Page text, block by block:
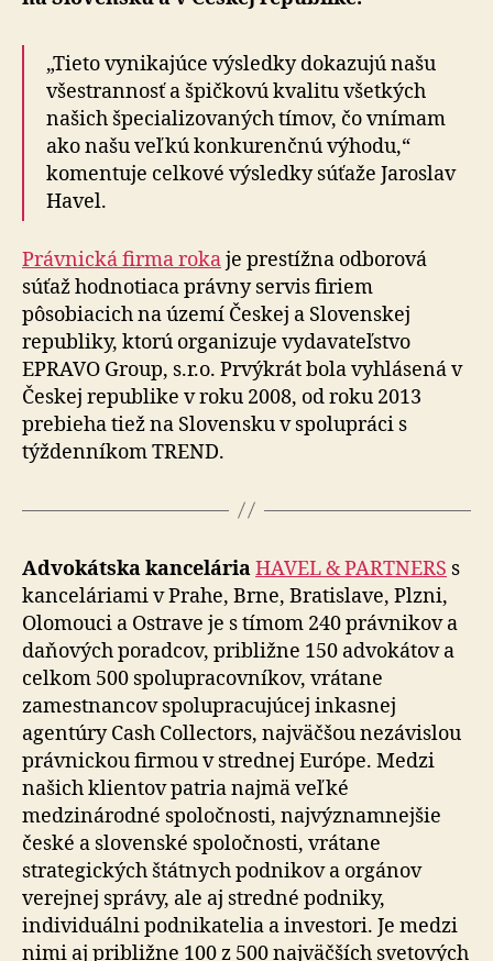
„Tieto vynikajúce výsledky dokazujú našu
všestrannosť a špičkovú kvalitu všetkých
našich špecializovaných tímov, čo vnímam
ako našu veľkú konkurenčnú výhodu,“
komentuje celkové výsledky súťaže Jaroslav
Havel.
Právnická firma rokaje prestížna odborová
súťaž hodnotiaca právny servis firiem
pôsobiacich na území Českej a Slovenskej
republiky, ktorú organizuje vydavateľstvo
EPRAVO Group, s.r.o. Prvýkrát bola vyhlásená v
Českej republike v roku 2008, od roku 2013
prebieha tiež na Slovensku v spolupráci s
týždenníkom TREND.
Advokátska kanceláriaHAVEL & PARTNERS s
kanceláriami v Prahe, Brne, Bratislave, Plzni,
Olomouci a Ostrave je s tímom 240 právnikov a
daňových poradcov, približne 150 advokátov a
celkom 500 spolupracovníkov, vrátane
zamestnancov spolupracujúcej inkasnej
agentúry Cash Collectors, najväčšou nezávislou
právnickou firmou v strednej Európe. Medzi
našich klientov patria najmä veľké
medzinárodné spoločnosti, najvýznamnejšie
české a slovenské spoločnosti, vrátane
strategických štátnych podnikov a orgánov
verejnej správy, ale aj stredné podniky,
individuálni podnikatelia a investori. Je medzi
nimi aj približne 100 z 500 najväčších svetových